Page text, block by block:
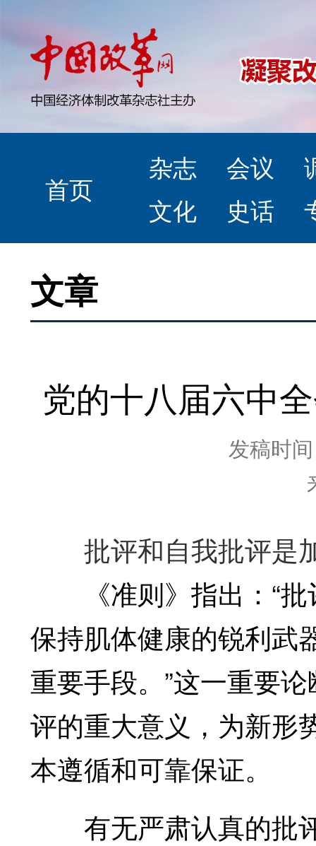
首页
杂志 会议
文化
史话
文章
党的十八届六中
发稿时
批评和自我批评是
《准则》指出：“批
保持肌体健康的锐利武
重要手段。”这一重要
评的重大意义，为新形
本遵循和可靠保证。
有无严肃认真的批